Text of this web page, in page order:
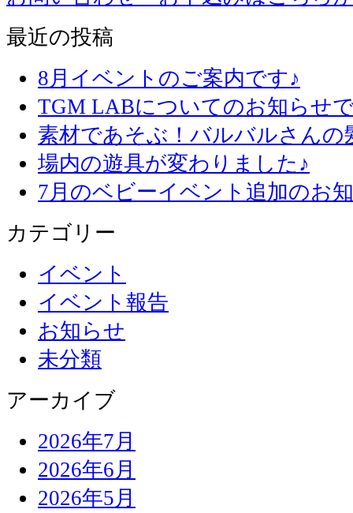
最近の投稿
8月イベントのご案内です♪
TGM LABについてのお知らせ
素材であそぶ！バルバルさん
場内の遊具が変わりました♪
7月のベビーイベント追加のお
カテゴリー
イベント
イベント報告
お知らせ
未分類
アーカイブ
2026年7月
2026年6月
2026年5月